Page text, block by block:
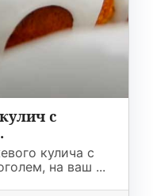
с
кулича с
на ваш ...